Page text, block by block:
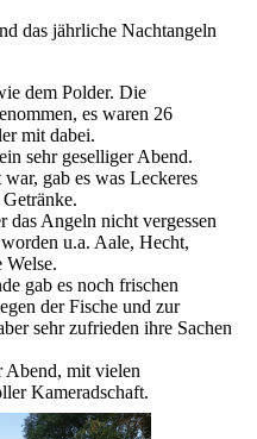
das jährliche Nachtangeln
dem Polder. Die
es waren 26
mit dabei.
sehr geselliger Abend.
gab es was Leckeres
das Angeln nicht vergessen
u.a. Aale, Hecht,
Welse.
gab es noch frischen
der Fische und zur
sehr zufrieden ihre Sachen
Abend, mit vielen
Kameradschaft.